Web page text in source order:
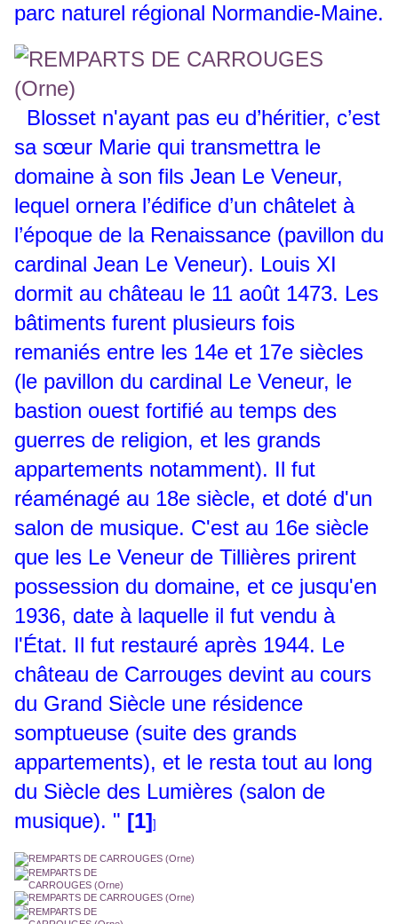
parc naturel régional Normandie-Maine.
Blosset n'ayant pas eu d’héritier, c’est
sa sœur Marie qui transmettra le
domaine à son fils Jean Le Veneur,
lequel ornera l’édifice d’un châtelet à
l’époque de la Renaissance (pavillon du
cardinal Jean Le Veneur). Louis XI
dormit au château le 11 août 1473. Les
bâtiments furent plusieurs fois
remaniés entre les 14e et 17e siècles
(le pavillon du cardinal Le Veneur, le
bastion ouest fortifié au temps des
guerres de religion, et les grands
appartements notamment). Il fut
réaménagé au 18e siècle, et doté d'un
salon de musique. C'est au 16e siècle
que les Le Veneur de Tillières prirent
possession du domaine, et ce jusqu'en
1936, date à laquelle il fut vendu à
l'État. Il fut restauré après 1944. Le
château de Carrouges devint au cours
du Grand Siècle une résidence
somptueuse (suite des grands
appartements), et le resta tout au long
du Siècle des Lumières (salon de
musique). " [1]]